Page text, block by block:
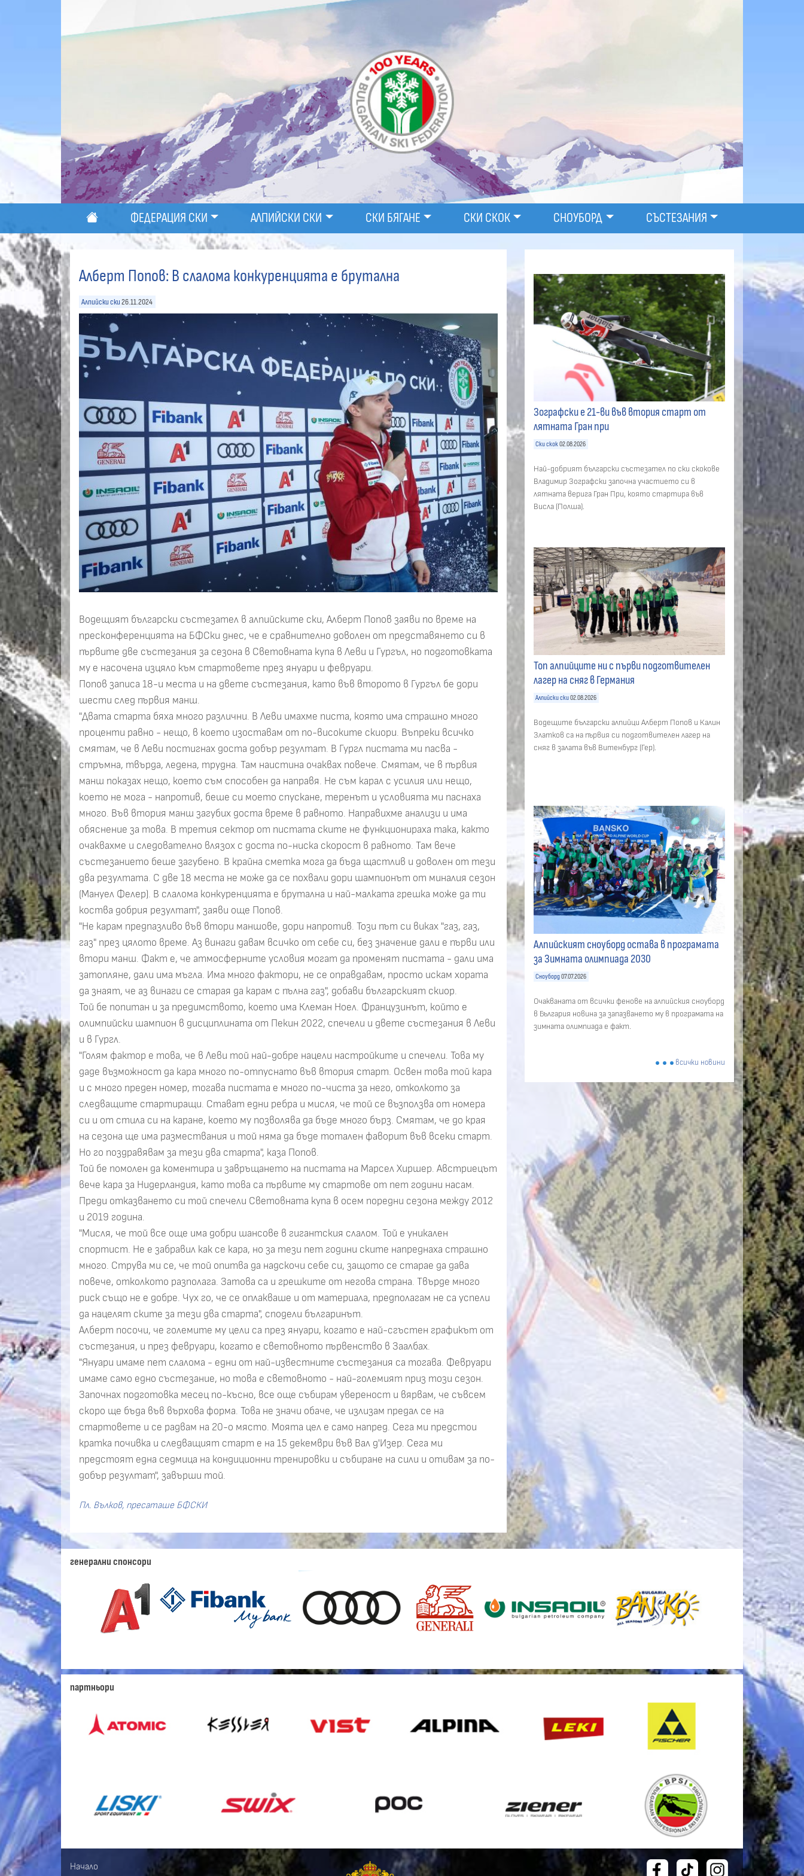
ФЕДЕРАЦИЯ СКИ АЛПИЙСКИ СКИ СКИ БЯГАНЕ СКИ СКОК СНОУБОРД СЪСТЕЗАНИЯ
Алберт Попов: В слалома конкуренцията е брутална
Алпийски ски 26.11.2024
Водещият български състезател в алпийските ски, Алберт Попов заяви по време на
пресконференцията на БФСки днес, че е сравнително доволен от представянето си в
първите две състезания за сезона в Световната купа в Леви и Гургъл, но подготовката
му е насочена изцяло към стартовете през януари и февруари.
Попов записа 18-и места и на двете състезания, като във второто в Гургъл бе дори
шести след първия манш.
"Двата старта бяха много различни. В Леви имахме писта, която има страшно много
проценти равно - нещо, в което изоставам от по-високите скиори. Въпреки всичко
смятам, че в Леви постигнах доста добър резултат. В Гургл пистата ми пасва -
стръмна, твърда, ледена, трудна. Там наистина очаквах повече. Смятам, че в първия
манш показах нещо, което съм способен да направя. Не съм карал с усилия или нещо,
което не мога - напротив, беше си моето спускане, теренът и условията ми паснаха
много. Във втория манш загубих доста време в равното. Направихме анализи и има
обяснение за това. В третия сектор от пистата ските не функционираха така, както
очаквахме и следователно влязох с доста по-ниска скорост в равното. Там вече
състезанието беше загубено. В крайна сметка мога да бъда щастлив и доволен от тези
два резултата. С две 18 места не може да се похвали дори шампионът от миналия сезон
(Мануел Фелер). В слалома конкуренцията е брутална и най-малката грешка може да ти
коства добрия резултат", заяви още Попов.
"Не карам предпазливо във втори маншове, дори напротив. Този път си виках "газ, газ,
газ" през цялото време. Аз винаги давам всичко от себе си, без значение дали е първи или
втори манш. Факт е, че атмосферните условия могат да променят пистата - дали има
затопляне, дали има мъгла. Има много фактори, не се оправдавам, просто искам хората
да знаят, че аз винаги се старая да карам с пълна газ", добави българският скиор.
Той бе попитан и за предимството, което има Клеман Ноел. Французинът, който е
олимпийски шампион в дисциплината от Пекин 2022, спечели и двете състезания в Леви
и в Гургл.
"Голям фактор е това, че в Леви той най-добре нацели настройките и спечели. Това му
даде възможност да кара много по-отпуснато във втория старт. Освен това той кара
и с много преден номер, тогава пистата е много по-чиста за него, отколкото за
следващите стартиращи. Стават едни ребра и мисля, че той се възползва от номера
си и от стила си на каране, което му позволява да бъде много бърз. Смятам, че до края
на сезона ще има размествания и той няма да бъде тотален фаворит във всеки старт.
Но го поздравявам за тези два старта", каза Попов.
Той бе помолен да коментира и завръщането на пистата на Марсел Хиршер. Австриецът
вече кара за Нидерландия, като това са първите му стартове от пет години насам.
Преди отказването си той спечели Световната купа в осем поредни сезона между 2012
и 2019 година.
"Мисля, че той все още има добри шансове в гигантския слалом. Той е уникален
спортист. Не е забравил как се кара, но за тези пет години ските напреднаха страшно
много. Струва ми се, че той опитва да надскочи себе си, защото се старае да дава
повече, отколкото разполага. Затова са и грешките от негова страна. Твърде много
риск също не е добре. Чух го, че се оплакваше и от материала, предполагам не са успели
да нацелят ските за тези два старта", сподели българинът.
Алберт посочи, че големите му цели са през януари, когато е най-сгъстен графикът от
състезания, и през февруари, когато е световното първенство в Заалбах.
"Януари имаме пет слалома - едни от най-известните състезания са тогава. Февруари
имаме само едно състезание, но това е световното - най-големият приз този сезон.
Започнах подготовка месец по-късно, все още събирам увереност и вярвам, че съвсем
скоро ще бъда във върхова форма. Това не значи обаче, че излизам предал се на
стартовете и се радвам на 20-о място. Моята цел е само напред. Сега ми предстои
кратка почивка и следващият старт е на 15 декември във Вал д'Изер. Сега ми
предстоят една седмица на кондиционни тренировки и събиране на сили и отивам за по-
добър резултат", завърши той.
Пл. Вълков, пресаташе БФСКИ
Зографски е 21-ви във втория старт от
лятната Гран при
Ски скок 02.08.2026
Най-добрият български състезател по ски скокове
Владимир Зографски започна участието си в
лятната верига Гран При, която стартира във
Висла (Полша).
Топ алпийците ни с първи подготвителен
лагер на сняг в Германия
Алпийски ски 02.08.2026
Водещите български алпийци Алберт Попов и Калин
Златков са на първия си подготвителен лагер на
сняг в залата във Витенбург (Гер).
Алпийският сноуборд остава в програмата
за Зимната олимпиада 2030
Сноуборд 07.07.2026
Очакваната от всички фенове на алпийския сноуборд
в България новина за запазването му в програмата на
зимната олимпиада е факт.
всички новини
генерални спонсори
партньори
Начало